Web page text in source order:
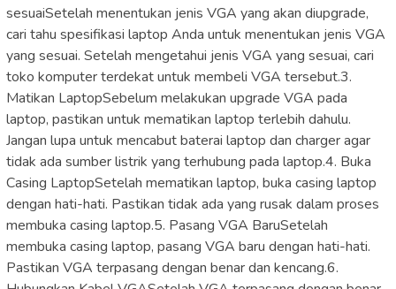
sesuaiSetelah menentukan jenis VGA yang akan diupgrade,
cari tahu spesifikasi laptop Anda untuk menentukan jenis VGA
yang sesuai. Setelah mengetahui jenis VGA yang sesuai, cari
toko komputer terdekat untuk membeli VGA tersebut.3.
Matikan LaptopSebelum melakukan upgrade VGA pada
laptop, pastikan untuk mematikan laptop terlebih dahulu.
Jangan lupa untuk mencabut baterai laptop dan charger agar
tidak ada sumber listrik yang terhubung pada laptop.4. Buka
Casing LaptopSetelah mematikan laptop, buka casing laptop
dengan hati-hati. Pastikan tidak ada yang rusak dalam proses
membuka casing laptop.5. Pasang VGA BaruSetelah
membuka casing laptop, pasang VGA baru dengan hati-hati.
Pastikan VGA terpasang dengan benar dan kencang.6.